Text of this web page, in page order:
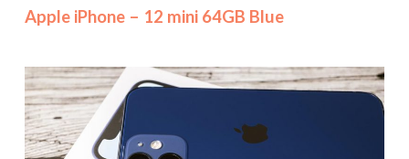
Apple iPhone – 12 mini 64GB Blue